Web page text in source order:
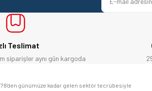
kesinlikle adresim Ulupınar.com.tr
Teslimat
siparişler aynı gün kargoda
günümüze kadar gelen sektör tecrübesiyle